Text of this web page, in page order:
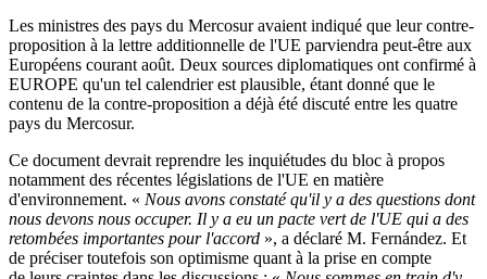
Les ministres des pays du Mercosur avaient indiqué que leur contre-
proposition à la lettre additionnelle de l'UE parviendra peut-être aux
Européens courant août. Deux sources diplomatiques ont confirmé à
EUROPE qu'un tel calendrier est plausible, étant donné que le
contenu de la contre-proposition a déjà été discuté entre les quatre
pays du Mercosur.
Ce document devrait reprendre les inquiétudes du bloc à propos
notamment des récentes législations de l'UE en matière
d'environnement. « Nous avons constaté qu'il y a des questions dont
nous devons nous occuper. Il y a eu un pacte vert de l'UE qui a des
retombées importantes pour l'accord », a déclaré M. Fernández. Et
de préciser toutefois son optimisme quant à la prise en compte